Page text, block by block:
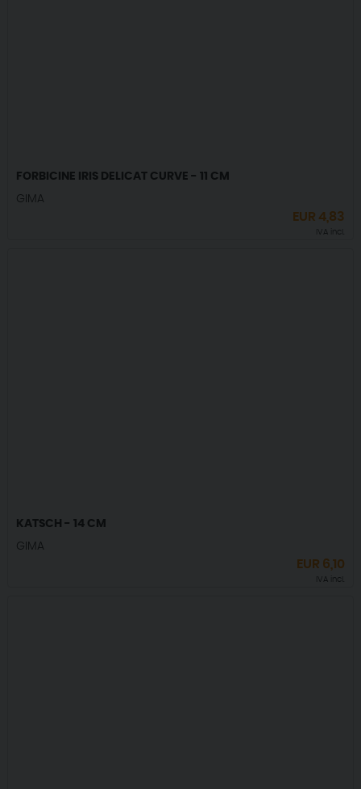
FORBICINE IRIS DELICAT CURVE - 11 CM
GIMA
EUR 4,83
IVA incl.
KATSCH - 14 CM
GIMA
EUR 6,10
IVA incl.